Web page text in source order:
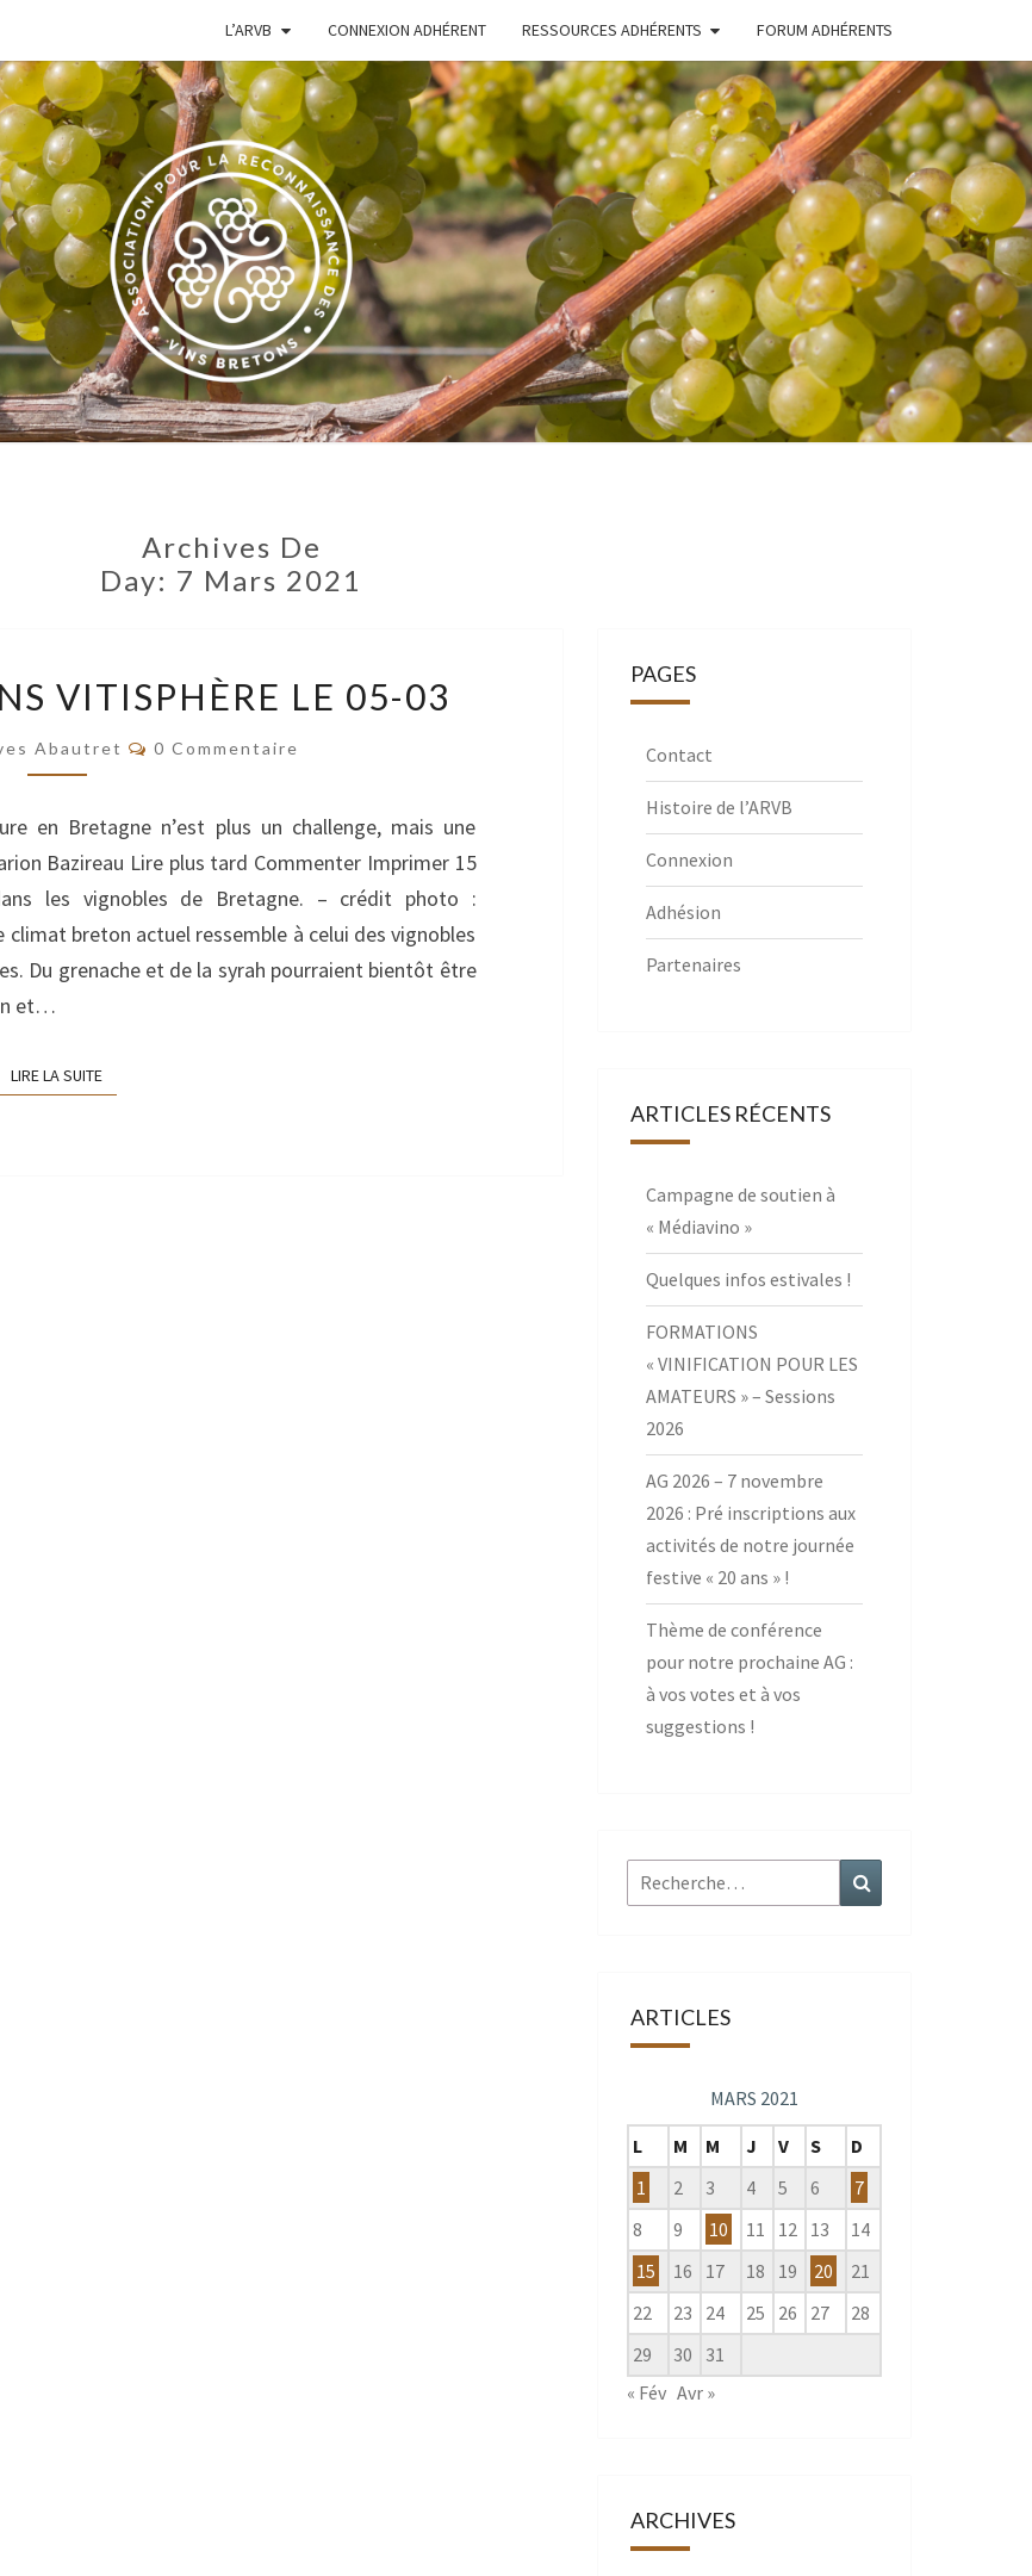
L’ARVB CONNEXION ADHÉRENT RESSOURCES ADHÉRENTS FORUM ADHÉRENTS
VIGNERONS
BRETONS
Le Site De
L'Association
Pour La
Reconnaissance
Des Vins
Bretons
Archives De
Day: 7 Mars 2021
PARU
DANS
VITISPHÈRE
VITISPHÈRE LE 05-03
Abautret Commentaires
0 Commentaire
en Bretagne n’est plus un challenge, mais une
Bazireau Lire plus tard Commenter Imprimer 15
les vignobles de Bretagne. – crédit photo :
climat breton actuel ressemble à celui des vignobles
Du grenache et de la syrah pourraient bientôt être
et…
LIRE LA SUITELIRE LA SUITE
PAGES
Contact
Histoire de l’ARVB
Connexion
Adhésion
Partenaires
ARTICLES RÉCENTS
Campagne de soutien à
« Médiavino »
Quelques infos estivales !
FORMATIONS
« VINIFICATION POUR LES
AMATEURS » – Sessions
2026
AG 2026 – 7 novembre
2026 : Pré inscriptions aux
activités de notre journée
festive « 20 ans » !
Thème de conférence
pour notre prochaine AG :
à vos votes et à vos
suggestions !
Rechercher :
ARTICLES
MARS 2021
L
M M J V S
D
1
2 3 4 5 6
7
8
9 10 11 12 13
14
15
16 17 18 19 20
21
22
23 24 25 26 27
28
29
30
31
« Fév Avr »
ARCHIVES